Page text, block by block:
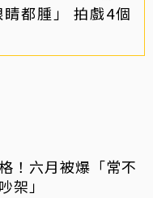
都腫」 拍戲4個
！六月被爆「常不
架」